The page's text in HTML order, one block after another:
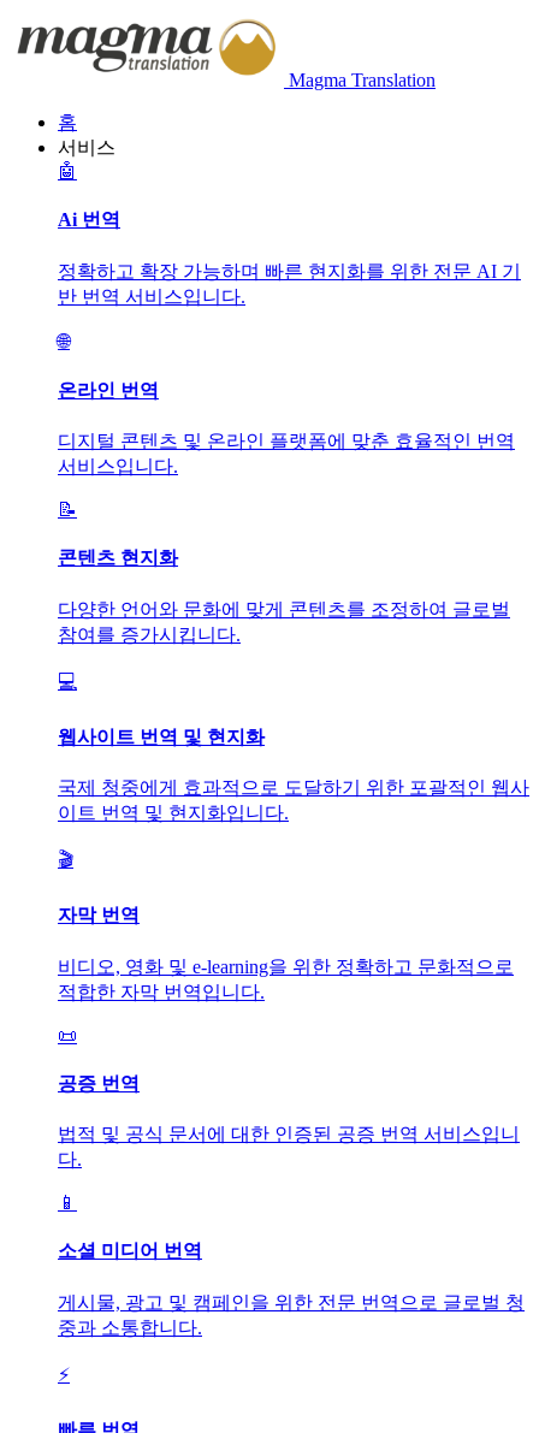
Magma Translation
홈
서비스
🤖
Ai 번역
정확하고 확장 가능하며 빠른 현지화를 위한 전문 AI 기
반 번역 서비스입니다.
🌐
온라인 번역
디지털 콘텐츠 및 온라인 플랫폼에 맞춘 효율적인 번역
서비스입니다.
📝
콘텐츠 현지화
다양한 언어와 문화에 맞게 콘텐츠를 조정하여 글로벌
참여를 증가시킵니다.
💻
웹사이트 번역 및 현지화
국제 청중에게 효과적으로 도달하기 위한 포괄적인 웹사
이트 번역 및 현지화입니다.
🎬
자막 번역
비디오, 영화 및 e-learning을 위한 정확하고 문화적으로
적합한 자막 번역입니다.
📜
공증 번역
법적 및 공식 문서에 대한 인증된 공증 번역 서비스입니
다.
📱
소셜 미디어 번역
게시물, 광고 및 캠페인을 위한 전문 번역으로 글로벌 청
중과 소통합니다.
⚡